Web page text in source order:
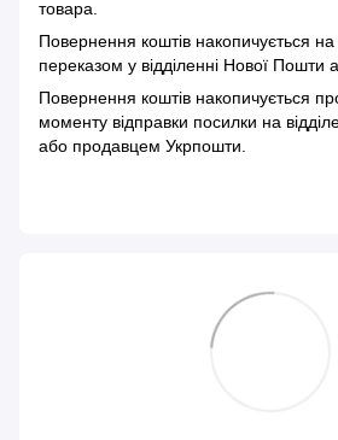
товара.
Повернення коштів накопичується
переказом у відділенні Нової Пошти
Повернення коштів накопичується
моменту відправки посилки на
або продавцем Укрпошти.